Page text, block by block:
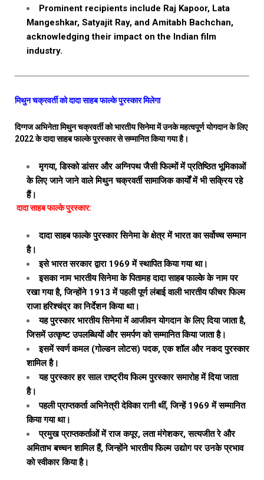
Prominent recipients include Raj Kapoor, Lata
Mangeshkar, Satyajit Ray, and Amitabh Bachchan,
acknowledging their impact on the Indian film
industry.
मिथुन चक्रवर्ती को दादा साहब फाल्के पुरस्कार मिलेगा
दिग्गज अभिनेता मिथुन चक्रवर्ती को भारतीय सिनेमा में उनके महत्वपूर्ण योगदान के लिए
2022 के दादा साहब फाल्के पुरस्कार से सम्मानित किया गया है।
मृगया, डिस्को डांसर और अग्निपथ जैसी फिल्मों में प्रतिष्ठित भूमिकाओं
के लिए जाने जाने वाले मिथुन चक्रवर्ती सामाजिक कार्यों में भी सक्रिय रहे
हैं।
दादा साहब फाल्के पुरस्कार:
दादा साहब फाल्के पुरस्कार सिनेमा के क्षेत्र में भारत का सर्वोच्च सम्मान
है।
इसे भारत सरकार द्वारा 1969 में स्थापित किया गया था।
इसका नाम भारतीय सिनेमा के पितामह दादा साहब फाल्के के नाम पर
रखा गया है, जिन्होंने 1913 में पहली पूर्ण लंबाई वाली भारतीय फीचर फिल्म
राजा हरिश्चंद्र का निर्देशन किया था।
यह पुरस्कार भारतीय सिनेमा में आजीवन योगदान के लिए दिया जाता है,
जिसमें उत्कृष्ट उपलब्धियों और समर्पण को सम्मानित किया जाता है।
इसमें स्वर्ण कमल (गोल्डन लोटस) पदक, एक शॉल और नकद पुरस्कार
शामिल है।
यह पुरस्कार हर साल राष्ट्रीय फिल्म पुरस्कार समारोह में दिया जाता
है।
पहली प्राप्तकर्ता अभिनेत्री देविका रानी थीं, जिन्हें 1969 में सम्मानित
किया गया था।
प्रमुख प्राप्तकर्ताओं में राज कपूर, लता मंगेशकर, सत्यजीत रे और
अमिताभ बच्चन शामिल हैं, जिन्होंने भारतीय फिल्म उद्योग पर उनके प्रभाव
को स्वीकार किया है।